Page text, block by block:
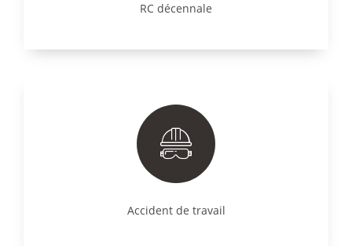
RC décennale
Accident de travail